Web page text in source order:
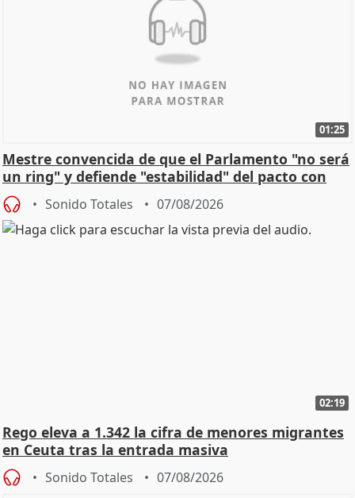
01:25
Mestre convencida de que el Parlamento "no será
un ring" y defiende "estabilidad" del pacto con
Vox
Sonido Totales 07/08/2026
02:19
Rego eleva a 1.342 la cifra de menores migrantes
en Ceuta tras la entrada masiva
Sonido Totales 07/08/2026